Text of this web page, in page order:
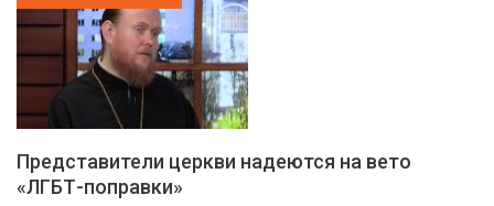
Представители церкви надеются на вето
«ЛГБТ-поправки»